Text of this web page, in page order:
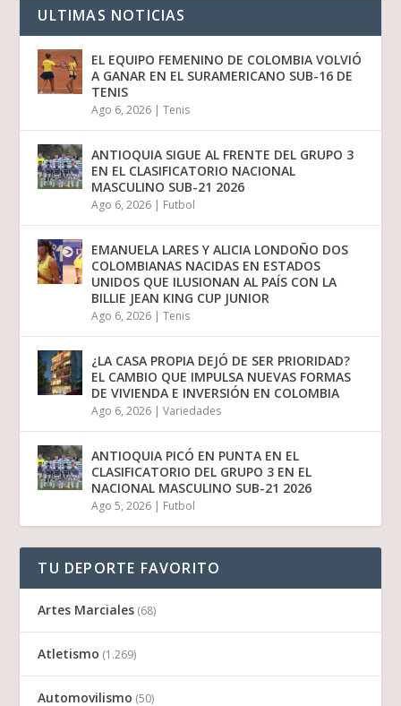
ULTIMAS NOTICIAS
EL EQUIPO FEMENINO DE COLOMBIA VOLVIÓ
A GANAR EN EL SURAMERICANO SUB-16 DE
TENIS
Ago 6, 2026 |Tenis
ANTIOQUIA SIGUE AL FRENTE DEL GRUPO 3
EN EL CLASIFICATORIO NACIONAL
MASCULINO SUB-21 2026
Ago 6, 2026 | Futbol
EMANUELA LARES Y ALICIA LONDOÑO DOS
COLOMBIANAS NACIDAS EN ESTADOS
UNIDOS QUE ILUSIONAN AL PAÍS CON LA
BILLIE JEAN KING CUP JUNIOR
Ago 6, 2026 |Tenis
¿LA CASA PROPIA DEJÓ DE SER PRIORIDAD?
EL CAMBIO QUE IMPULSA NUEVAS FORMAS
DE VIVIENDA E INVERSIÓN EN COLOMBIA
Ago 6, 2026 |Variedades
ANTIOQUIA PICÓ EN PUNTA EN EL
CLASIFICATORIO DEL GRUPO 3 EN EL
NACIONAL MASCULINO SUB-21 2026
Ago 5, 2026 | Futbol
TU DEPORTE FAVORITO
Artes Marciales (68)
Atletismo (1.269)
Automovilismo (50)